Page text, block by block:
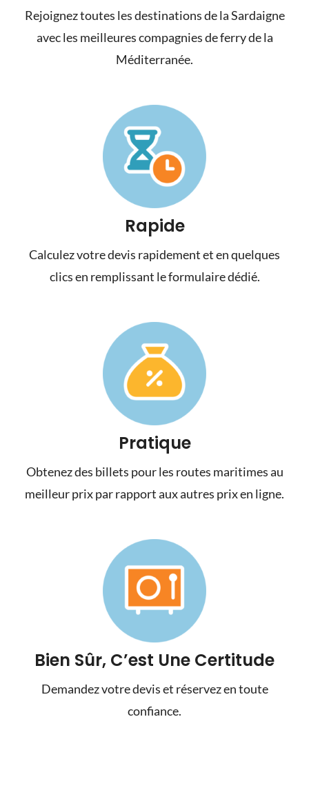
Rejoignez toutes les destinations de la Sardaigne
avec les meilleures compagnies de ferry de la
Méditerranée.
Rapide
Calculez votre devis rapidement et en quelques
clics en remplissant le formulaire dédié.
Pratique
Obtenez des billets pour les routes maritimes au
meilleur prix par rapport aux autres prix en ligne.
Bien Sûr, C’est Une Certitude
Demandez votre devis et réservez en toute
confiance.